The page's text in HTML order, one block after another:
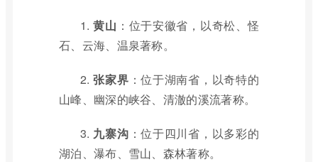
1.黄山 ：位于安徽省，以奇松、怪
石、云海、温泉著称。
2.张家界 ：位于湖南省，以奇特的
山峰、幽深的峡谷、清澈的溪流著称。
3. 九寨沟 ：位于四川省，以多彩的
湖泊、瀑布、雪山、森林著称。